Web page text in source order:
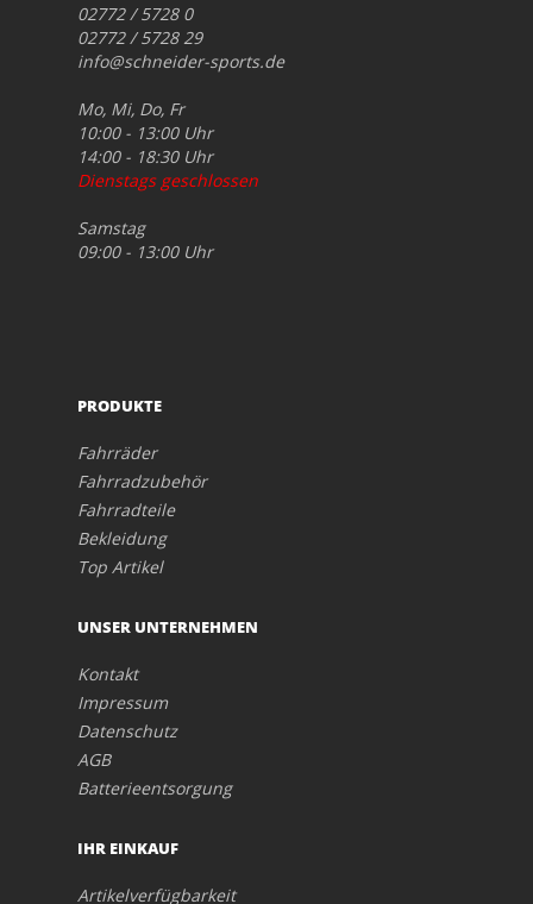
02772 / 5728 0
02772 / 5728 29
info@schneider-sports.de
Mo, Mi, Do, Fr
10:00 - 13:00 Uhr
14:00 - 18:30 Uhr
Dienstags geschlossen
Samstag
09:00 - 13:00 Uhr
PRODUKTE
Fahrräder
Fahrradzubehör
Fahrradteile
Bekleidung
Top Artikel
UNSER UNTERNEHMEN
Kontakt
Impressum
Datenschutz
AGB
Batterieentsorgung
IHR EINKAUF
Artikelverfügbarkeit